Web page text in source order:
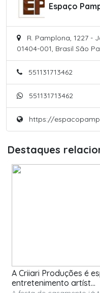
Espaço
R. Pamplona, 1227 -
01404-001, Brasil São
551131713462
551131713462
https://
Destaques
A Criiari Produções é
entretenimento artíst...